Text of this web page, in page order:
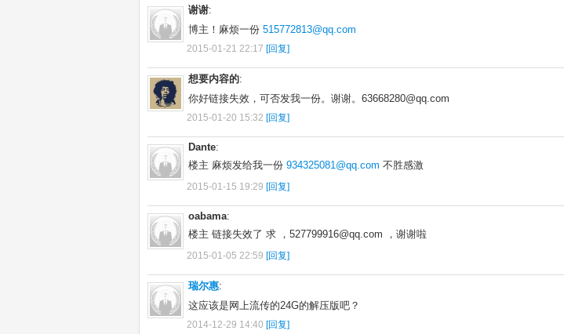
谢谢:
博主！麻烦一份 515772813@qq.com
2015-01-21 22:17 [回复]
想要内容的:
你好链接失效，可否发我一份。谢谢。63668280@qq.com
2015-01-20 15:32 [回复]
Dante:
楼主 麻烦发给我一份 934325081@qq.com 不胜感激
2015-01-15 19:29 [回复]
oabama:
楼主 链接失效了 求 ，527799916@qq.com ，谢谢啦
2015-01-05 22:59 [回复]
瑞尔惠:
这应该是网上流传的24G的解压版吧？
2014-12-29 14:40 [回复]